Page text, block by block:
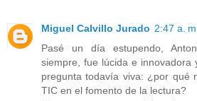
Miguel Calvillo Jurado 2:47 a. m.
Pasé un día estupendo,
siempre, fue lúcida e innovadora
pregunta todavía viva: ¿por qué
TIC en el fomento de la lectura?